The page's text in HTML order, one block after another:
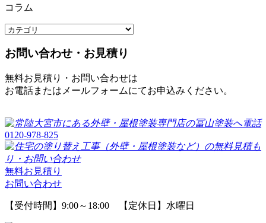
コラム
お問い合わせ・お見積り
無料お見積り・お問い合わせは
お電話またはメールフォームにてお申込みください。
0120-978-825
無料お見積り
お問い合わせ
【受付時間】9:00～18:00 【定休日】水曜日